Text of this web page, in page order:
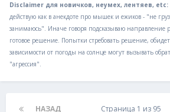
Disclaimer для новичков, неумех, лентяев, etc:
действую как в анекдоте про мышек и ежиков - "не
занимаюсь". Иначе говоря подсказываю
готовое решение. Попытки стребовать решение,
зависимости от погоды на солнце могут вызывать
"агрессия".
НАЗАД Страница 1 из 95